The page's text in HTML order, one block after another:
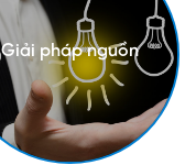
Giải pháp nguồn